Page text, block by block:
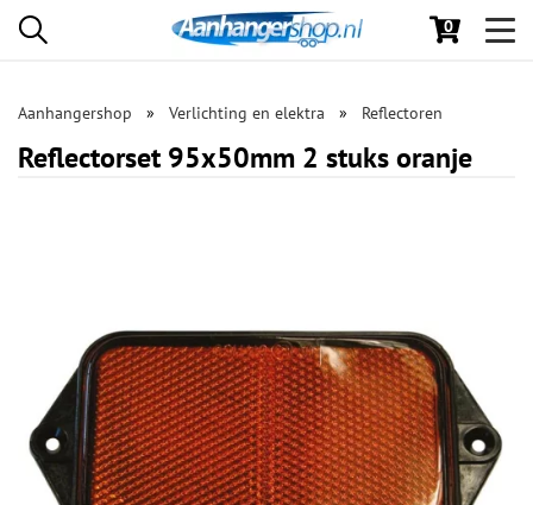
0
Aanhangershop Verlichting en elektra Reflectoren
Reflectorset 95x50mm 2 stuks oranje